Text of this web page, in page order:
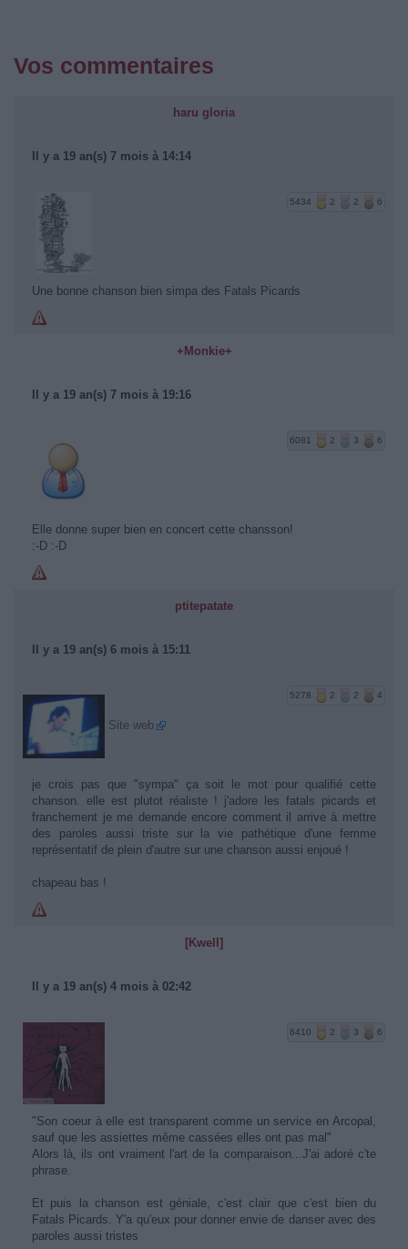
Vos commentaires
haru gloria
Il y a 19 an(s) 7 mois à 14:14
5434 2 2 6
Une bonne chanson bien simpa des Fatals Picards
+Monkie+
Il y a 19 an(s) 7 mois à 19:16
6081 2 3 6
Elle donne super bien en concert cette chansson!
:-D :-D
ptitepatate
Il y a 19 an(s) 6 mois à 15:11
5278 2 2 4
Site web
je crois pas que "sympa" ça soit le mot pour qualifié cette
chanson. elle est plutot réaliste ! j'adore les fatals picards et
franchement je me demande encore comment il arrive à mettre
des paroles aussi triste sur la vie pathétique d'une femme
représentatif de plein d'autre sur une chanson aussi enjoué !
chapeau bas !
[Kwell]
Il y a 19 an(s) 4 mois à 02:42
6410 2 3 6
"Son coeur à elle est transparent comme un service en Arcopal,
sauf que les assiettes même cassées elles ont pas mal"
Alors là, ils ont vraiment l'art de la comparaison...J'ai adoré c'te
phrase.
Et puis la chanson est géniale, c'est clair que c'est bien du
Fatals Picards. Y'a qu'eux pour donner envie de danser avec des
paroles aussi tristes